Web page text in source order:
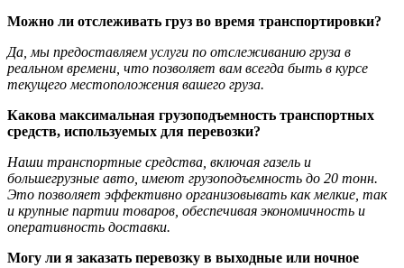
Можно ли отслеживать груз во время транспортировки?
Да, мы предоставляем услуги по отслеживанию груза в
реальном времени, что позволяет вам всегда быть в курсе
текущего местоположения вашего груза.
Какова максимальная грузоподъемность транспортных
средств, используемых для перевозки?
Наши транспортные средства, включая газель и
большегрузные авто, имеют грузоподъемность до 20 тонн.
Это позволяет эффективно организовывать как мелкие, так
и крупные партии товаров, обеспечивая экономичность и
оперативность доставки.
Могу ли я заказать перевозку в выходные или ночное